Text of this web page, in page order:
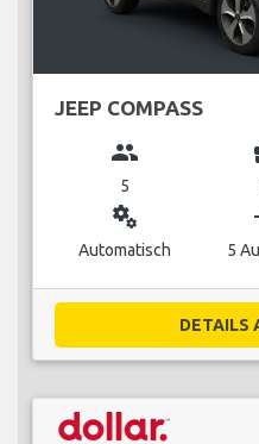
JEEP COMPASS
group
5
miscellaneous_services
Automatisch 5
DETAILS